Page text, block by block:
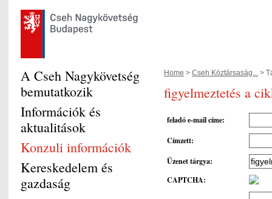
Home > Cseh Köztársaság... >
figyelmeztetés a
feladó e-mail címe:
Címzett:
Üzenet tárgya:
CAPTCHA:
A Cseh Nagykövetség
bemutatkozik
Információk és
aktualitások
Konzuli információk
Kereskedelem és
gazdaság